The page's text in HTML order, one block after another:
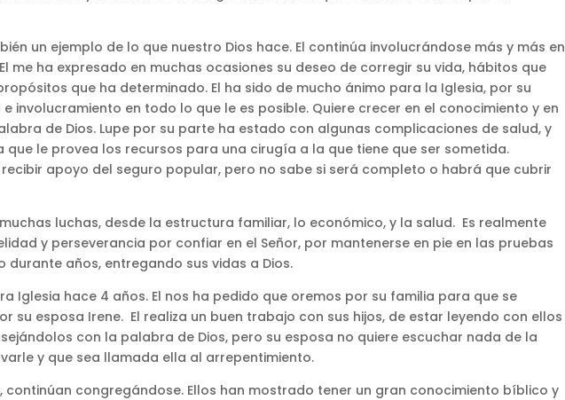
un ejemplo de lo que nuestro Dios hace. El continúa involucrándose más y más en
me ha expresado en muchas ocasiones su deseo de corregir su vida, hábitos que
que ha determinado. El ha sido de mucho ánimo para la Iglesia, por su
involucramiento en todo lo que le es posible. Quiere crecer en el conocimiento y en
de Dios. Lupe por su parte ha estado con algunas complicaciones de salud, y
que le provea los recursos para una cirugía a la que tiene que ser sometida.
apoyo del seguro popular, pero no sabe si será completo o habrá que cubrir
luchas, desde la estructura familiar, lo económico, y la salud. Es realmente
y perseverancia por confiar en el Señor, por mantenerse en pie en las pruebas
durante años, entregando sus vidas a Dios.
Iglesia hace 4 años. El nos ha pedido que oremos por su familia para que se
su esposa Irene. El realiza un buen trabajo con sus hijos, de estar leyendo con ellos
con la palabra de Dios, pero su esposa no quiere escuchar nada de la
y que sea llamada ella al arrepentimiento.
continúan congregándose. Ellos han mostrado tener un gran conocimiento bíblico y